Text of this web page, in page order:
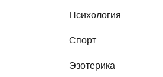
Психология
Спорт
Эзотерика